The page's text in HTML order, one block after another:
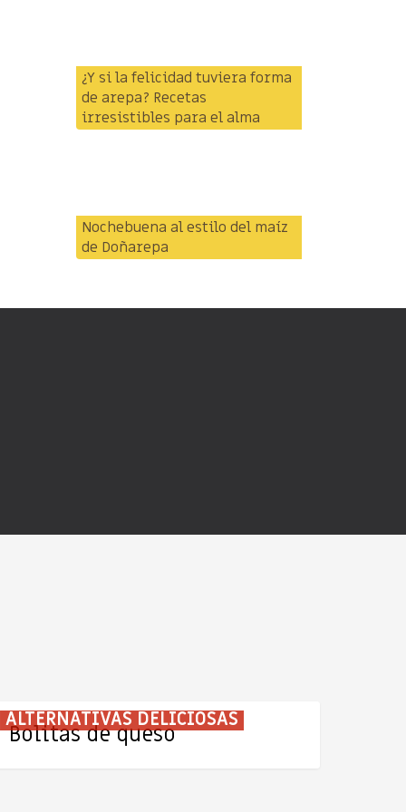
¿Y si la felicidad tuviera forma
de arepa? Recetas
irresistibles para el alma
Nochebuena al estilo del maíz
de Doñarepa
ALTERNATIVAS DELICIOSAS
Bolitas
Bolitas de queso